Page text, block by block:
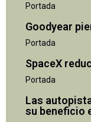
Portada
Goodyear
Portada
SpaceX
Portada
Las
su beneficio